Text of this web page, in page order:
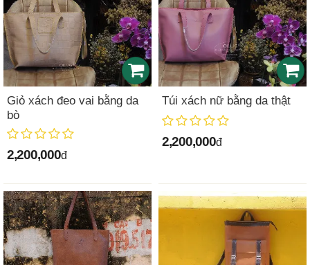
Giỏ xách đeo vai bằng da
bò
2,200,000đ
Túi xách nữ bằng da thật
2,200,000đ